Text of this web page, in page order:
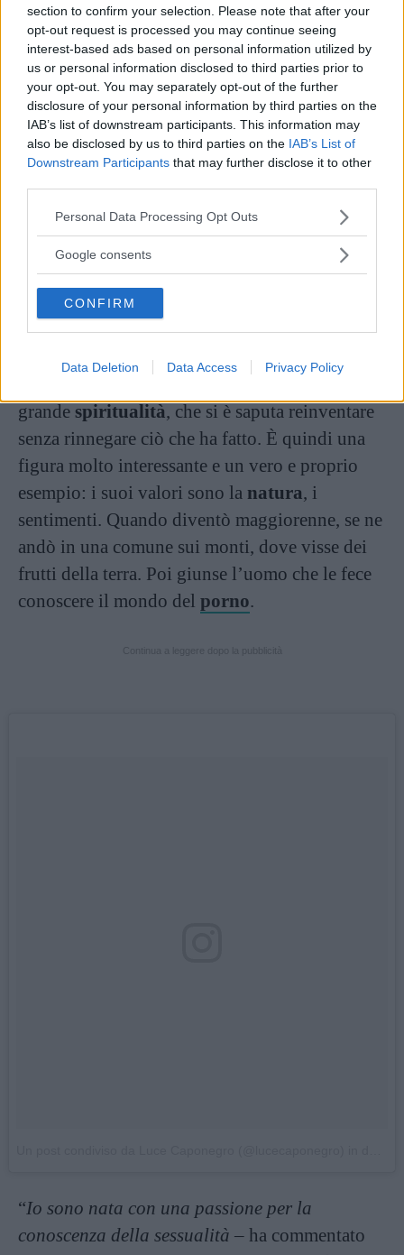
section to confirm your selection. Please note that after your
opt-out request is processed you may continue seeing
interest-based ads based on personal information utilized by
us or personal information disclosed to third parties prior to
your opt-out. You may separately opt-out of the further
disclosure of your personal information by third parties on the
IAB’s list of downstream participants. This information may
also be disclosed by us to third parties on the IAB’s List of
Downstream Participants that may further disclose it to other
Please note that this website/app uses one or more Google
not limited to your visit or usage behaviour. You may click to
use your data for below specified purposes in below Google
consent section.
Personal Data Processing Opt Outs
Google consents
CONFIRM
Data Deletion Data Access Privacy Policy
grande spiritualità, che si è saputa reinventare
senza rinnegare ciò che ha fatto. È quindi una
figura molto interessante e un vero e proprio
esempio: i suoi valori sono la natura, i
sentimenti. Quando diventò maggiorenne, se ne
andò in una comune sui monti, dove visse dei
frutti della terra. Poi giunse l’uomo che le fece
conoscere il mondo del porno.
“Io sono nata con una passione per la
conoscenza della sessualità – ha commentato